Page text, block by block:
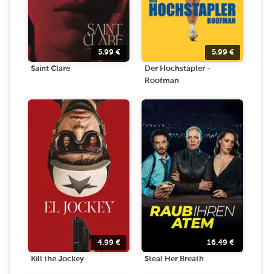
5.99 €
Saint Clare
5.99 €
Der Hochstapler -
Roofman
4.99 €
Kill the Jockey
16.49 €
Steal Her Breath